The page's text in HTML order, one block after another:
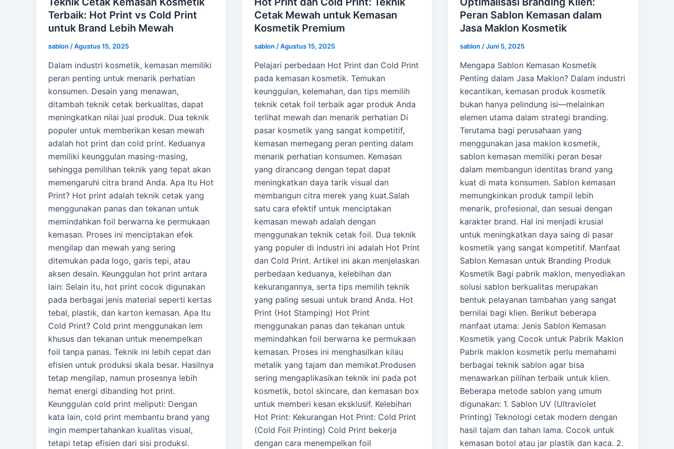
Terbaik: Hot Print vs Cold Print
untuk Brand Lebih Mewah
sablon /Agustus 15, 2025
Dalam industri kosmetik, kemasan memiliki
peran penting untuk menarik perhatian
konsumen. Desain yang menawan,
ditambah teknik cetak berkualitas, dapat
meningkatkan nilai jual produk. Dua teknik
populer untuk memberikan kesan mewah
adalah hot print dan cold print. Keduanya
memiliki keunggulan masing-masing,
sehingga pemilihan teknik yang tepat akan
memengaruhi citra brand Anda. Apa Itu Hot
Print? Hot print adalah teknik cetak yang
menggunakan panas dan tekanan untuk
memindahkan foil berwarna ke permukaan
kemasan. Proses ini menciptakan efek
mengilap dan mewah yang sering
ditemukan pada logo, garis tepi, atau
aksen desain. Keunggulan hot print antara
lain: Selain itu, hot print cocok digunakan
pada berbagai jenis material seperti kertas
tebal, plastik, dan karton kemasan. Apa Itu
Cold Print? Cold print menggunakan lem
khusus dan tekanan untuk menempelkan
foil tanpa panas. Teknik ini lebih cepat dan
efisien untuk produksi skala besar. Hasilnya
tetap mengilap, namun prosesnya lebih
hemat energi dibanding hot print.
Keunggulan cold print meliputi: Dengan
kata lain, cold print membantu brand yang
ingin mempertahankan kualitas visual,
tetapi tetap efisien dari sisi produksi.
Cetak Mewah untuk Kemasan
Kosmetik Premium
sablon /Agustus 15, 2025
Pelajari perbedaan Hot Print dan Cold Print
pada kemasan kosmetik. Temukan
keunggulan, kelemahan, dan tips memilih
teknik cetak foil terbaik agar produk Anda
terlihat mewah dan menarik perhatian Di
pasar kosmetik yang sangat kompetitif,
kemasan memegang peran penting dalam
menarik perhatian konsumen. Kemasan
yang dirancang dengan tepat dapat
meningkatkan daya tarik visual dan
membangun citra merek yang kuat.Salah
satu cara efektif untuk menciptakan
kemasan mewah adalah dengan
menggunakan teknik cetak foil. Dua teknik
yang populer di industri ini adalah Hot Print
dan Cold Print. Artikel ini akan menjelaskan
perbedaan keduanya, kelebihan dan
kekurangannya, serta tips memilih teknik
yang paling sesuai untuk brand Anda. Hot
Print (Hot Stamping) Hot Print
menggunakan panas dan tekanan untuk
memindahkan foil berwarna ke permukaan
kemasan. Proses ini menghasilkan kilau
metalik yang tajam dan memikat.Produsen
sering mengaplikasikan teknik ini pada pot
kosmetik, botol skincare, dan kemasan box
untuk memberi kesan eksklusif. Kelebihan
Hot Print: Kekurangan Hot Print: Cold Print
(Cold Foil Printing) Cold Print bekerja
dengan cara menempelkan foil
Peran Sablon Kemasan dalam
Jasa Maklon Kosmetik
sablon /Juni 5, 2025
Mengapa Sablon Kemasan Kosmetik
Penting dalam Jasa Maklon? Dalam industri
kecantikan, kemasan produk kosmetik
bukan hanya pelindung isi—melainkan
elemen utama dalam strategi branding.
Terutama bagi perusahaan yang
menggunakan jasa maklon kosmetik,
sablon kemasan memiliki peran besar
dalam membangun identitas brand yang
kuat di mata konsumen. Sablon kemasan
memungkinkan produk tampil lebih
menarik, profesional, dan sesuai dengan
karakter brand. Hal ini menjadi krusial
untuk meningkatkan daya saing di pasar
kosmetik yang sangat kompetitif. Manfaat
Sablon Kemasan untuk Branding Produk
Kosmetik Bagi pabrik maklon, menyediakan
solusi sablon berkualitas merupakan
bentuk pelayanan tambahan yang sangat
bernilai bagi klien. Berikut beberapa
manfaat utama: Jenis Sablon Kemasan
Kosmetik yang Cocok untuk Pabrik Maklon
Pabrik maklon kosmetik perlu memahami
berbagai teknik sablon agar bisa
menawarkan pilihan terbaik untuk klien.
Beberapa metode sablon yang umum
digunakan: 1. Sablon UV (Ultraviolet
Printing) Teknologi cetak modern dengan
hasil tajam dan tahan lama. Cocok untuk
kemasan botol atau jar plastik dan kaca. 2.